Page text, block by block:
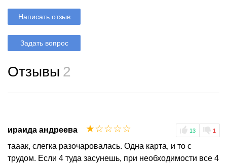
Написать отзыв
Задать вопрос
Отзывы 2
ираида андреева 13 1
☆
☆
☆
☆
☆
тааак, слегка разочаровалась. Одна карта, и то с
трудом. Если 4 туда засунешь, при необходимости все 4